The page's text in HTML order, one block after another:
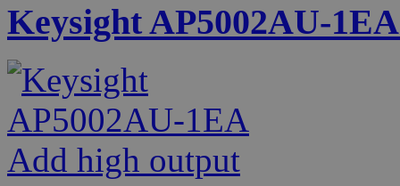
Keysight AP5002AU-